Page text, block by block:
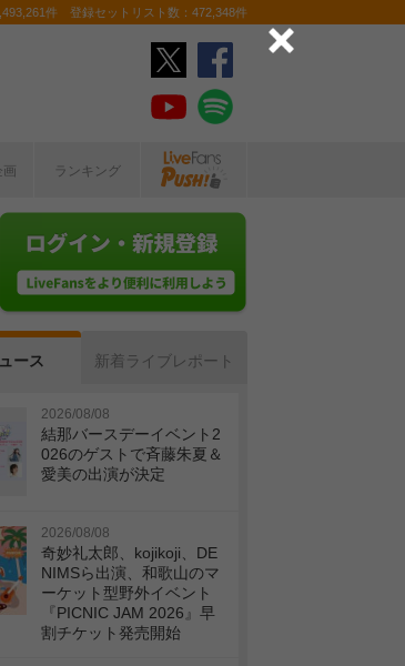
件 登録セットリスト数：472,348件
画 ランキング
ース 新着ライブレポート
2026/08/08
結那バースデーイベント2
026のゲストで斉藤朱夏＆
愛美の出演が決定
2026/08/08
奇妙礼太郎、kojikoji、DE
NIMSら出演、和歌山のマ
ーケット型野外イベント
『PICNIC JAM 2026』早
割チケット発売開始